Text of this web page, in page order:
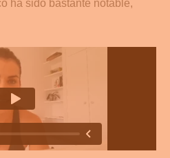
ha sido bastante notable,